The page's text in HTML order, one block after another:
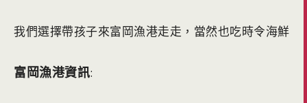
我們選擇帶孩子來富岡漁港走走，當然也吃時令海鮮
富岡漁港資訊: